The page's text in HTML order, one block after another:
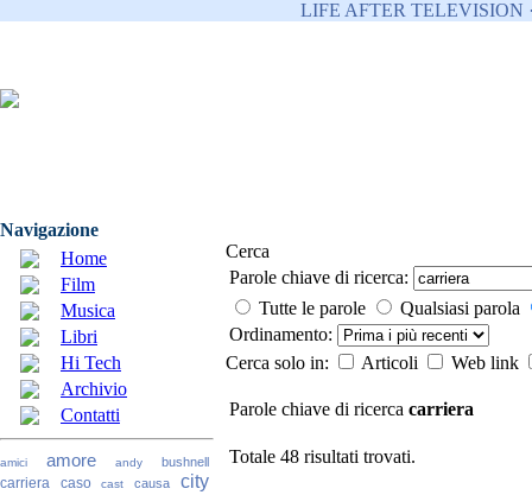
LIFE AFTER TELEVISION
Navigazione
Home
Film
Musica
Libri
Hi Tech
Archivio
Contatti
amici amore andy bushnell
carriera caso cast causa city
Cerca
Parole chiave di ricerca:
Tutte le parole
Qualsiasi parola
Ordinamento:
Cerca solo in:
Articoli Web link
Parole chiave di ricerca carriera
Totale 48 risultati trovati.